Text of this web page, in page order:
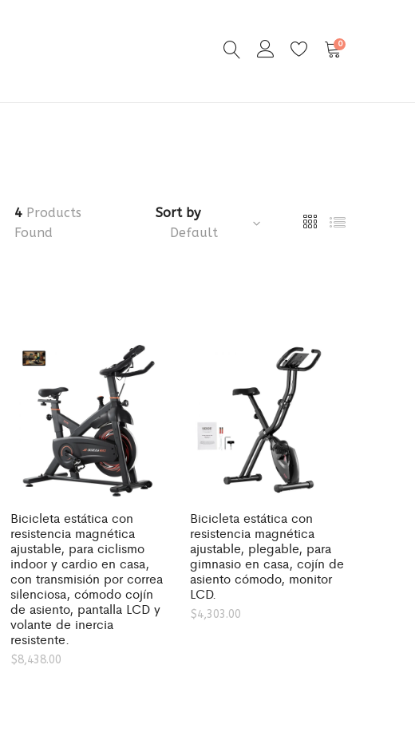
0
4 Products
Found
Sort by
Default
Bicicleta estática con
resistencia magnética
ajustable, para ciclismo
indoor y cardio en casa,
con transmisión por correa
silenciosa, cómodo cojín
de asiento, pantalla LCD y
volante de inercia
resistente.
$8,438.00
Bicicleta estática con
resistencia magnética
ajustable, plegable, para
gimnasio en casa, cojín de
asiento cómodo, monitor
LCD.
$4,303.00